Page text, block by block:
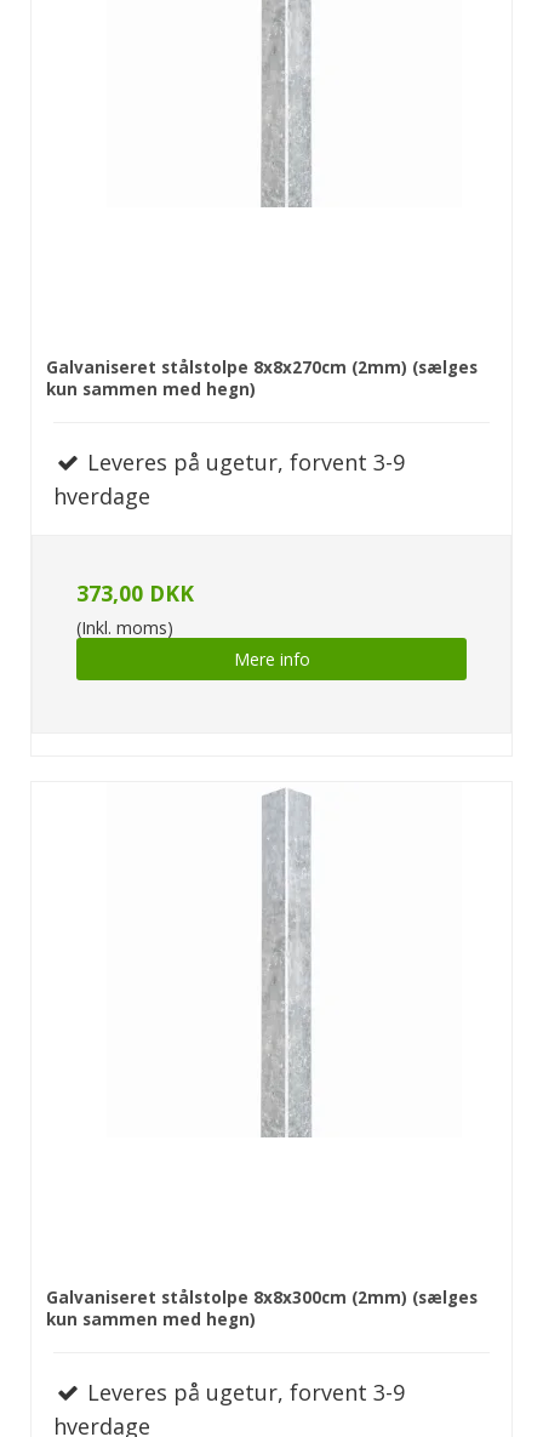
Galvaniseret stålstolpe 8x8x270cm (2mm) (sælges
kun sammen med hegn)
Leveres på ugetur, forvent 3-9
hverdage
373,00 DKK
(Inkl. moms)
Mere info
Galvaniseret stålstolpe 8x8x300cm (2mm) (sælges
kun sammen med hegn)
Leveres på ugetur, forvent 3-9
hverdage